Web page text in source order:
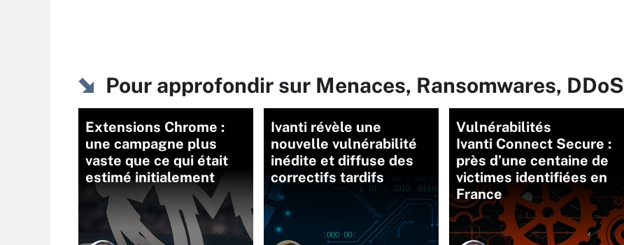
Pour approfondir sur Menaces, Ransomwares, DDoS
Extensions Chrome :
une campagne plus
vaste que ce qui était
estimé initialement
Ivanti révèle une
nouvelle vulnérabilité
inédite et diffuse des
correctifs tardifs
Vulnérabilités
Ivanti Connect Secure :
près d’une centaine de
victimes identifiées en
France